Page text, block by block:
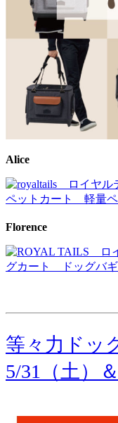
Alice
Florence
等々力ドッ
5/31（土）